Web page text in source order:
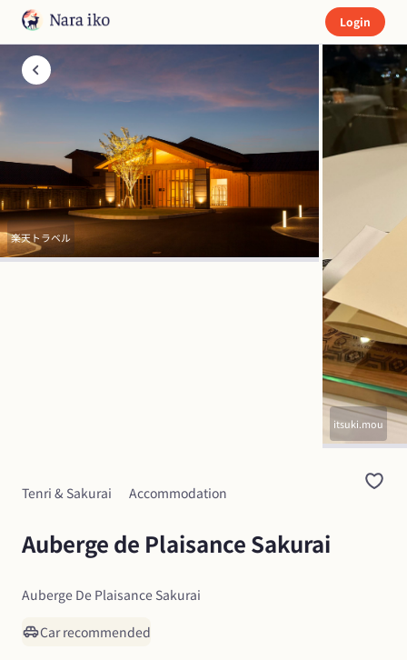
Login
楽天トラベル
itsuki.mou
Tenri & Sakurai Accommodation
Auberge de Plaisance Sakurai
Auberge De Plaisance Sakurai
Car recommended